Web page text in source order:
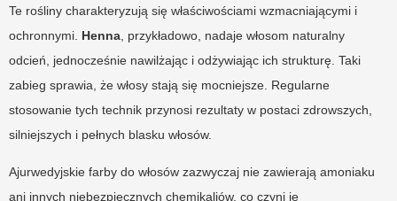
Te rośliny charakteryzują się właściwościami wzmacniającymi i
ochronnymi. Henna , przykładowo, nadaje włosom naturalny
odcień, jednocześnie nawilżając i odżywiając ich strukturę. Taki
zabieg sprawia, że włosy stają się mocniejsze. Regularne
stosowanie tych technik przynosi rezultaty w postaci zdrowszych,
silniejszych i pełnych blasku włosów.
Ajurwedyjskie farby do włosów zazwyczaj nie zawierają amoniaku
ani innych niebezpiecznych chemikaliów, co czyni je